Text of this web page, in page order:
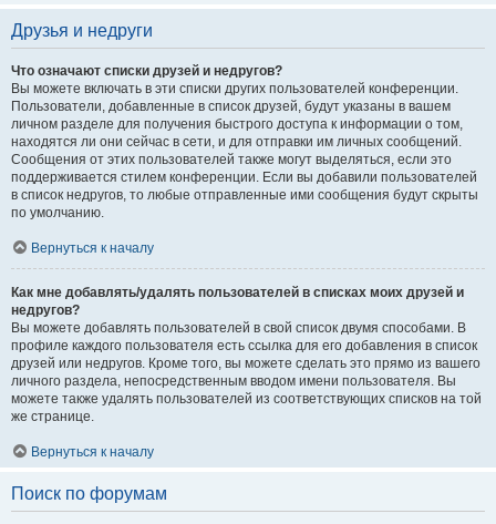
Друзья и недруги
Что означают списки друзей и недругов?
Вы можете включать в эти списки других пользователей конференции.
Пользователи, добавленные в список друзей, будут указаны в вашем
личном разделе для получения быстрого доступа к информации о том,
находятся ли они сейчас в сети, и для отправки им личных сообщений.
Сообщения от этих пользователей также могут выделяться, если это
поддерживается стилем конференции. Если вы добавили пользователей
в список недругов, то любые отправленные ими сообщения будут скрыты
по умолчанию.
Вернуться к началу
Как мне добавлять/удалять пользователей в списках моих друзей и
недругов?
Вы можете добавлять пользователей в свой список двумя способами. В
профиле каждого пользователя есть ссылка для его добавления в список
друзей или недругов. Кроме того, вы можете сделать это прямо из вашего
личного раздела, непосредственным вводом имени пользователя. Вы
можете также удалять пользователей из соответствующих списков на той
же странице.
Вернуться к началу
Поиск по форумам